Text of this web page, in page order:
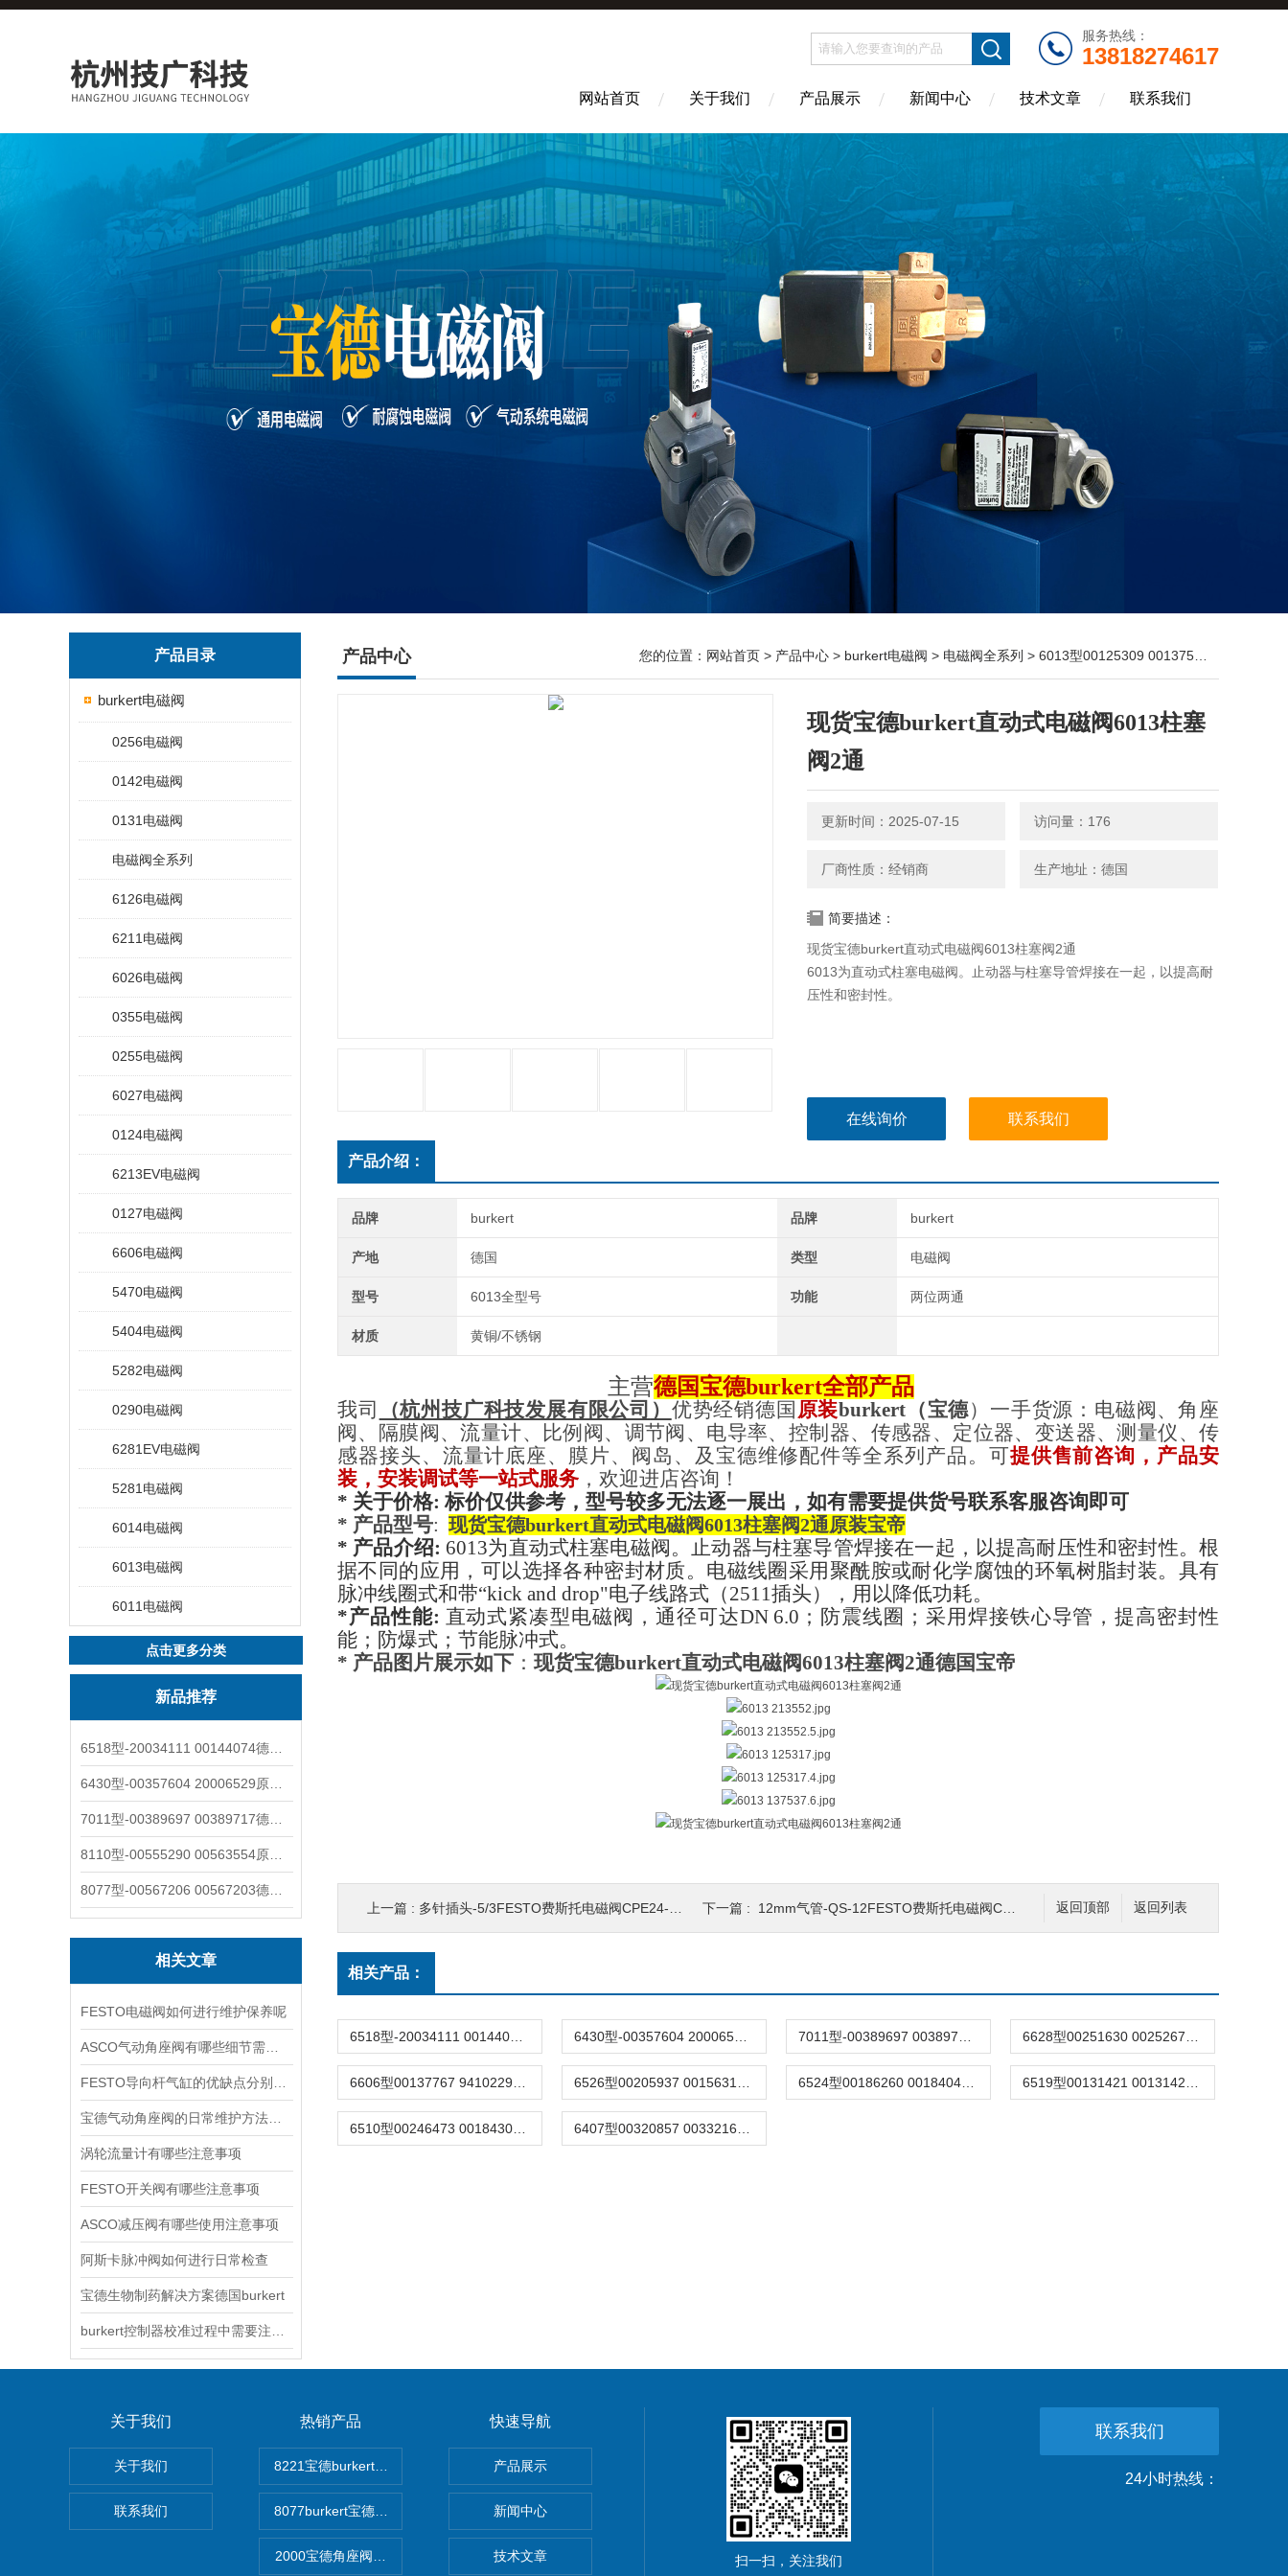
服务热线：
13818274617
网站首页 关于我们 产品展示 新闻中心 技术文章 联系我们
产品目录
burkert电磁阀
0256电磁阀
0142电磁阀
0131电磁阀
电磁阀全系列
6126电磁阀
6211电磁阀
6026电磁阀
0355电磁阀
0255电磁阀
6027电磁阀
0124电磁阀
6213EV电磁阀
0127电磁阀
6606电磁阀
5470电磁阀
5404电磁阀
5282电磁阀
0290电磁阀
6281EV电磁阀
5281电磁阀
6014电磁阀
6013电磁阀
6011电磁阀
点击更多分类
新品推荐
相关文章
FESTO电磁阀如何进行维护保养呢
涡轮流量计有哪些注意事项
FESTO开关阀有哪些注意事项
ASCO减压阀有哪些使用注意事项
阿斯卡脉冲阀如何进行日常检查
宝德生物制药解决方案德国burkert
产品中心 您的位置： 网站首页 > 产品中心 > burkert电磁阀 > 电磁阀全系列 > 6013型00125309 00137537现货宝德burkert直动式电磁阀6013柱塞阀2通
现货宝德burkert直动式电磁阀6013柱塞
阀2通
更新时间：2025-07-15 访问量：176
厂商性质：经销商 生产地址：德国
简要描述：
现货宝德burkert直动式电磁阀6013柱塞阀2通
6013为直动式柱塞电磁阀。止动器与柱塞导管焊接在一起，以提高耐
压性和密封性。
在线询价 联系我们
产品介绍：
品牌 burkert 品牌 burkert
产地 德国 类型 电磁阀
型号 6013全型号 功能 两位两通
材质 黄铜/不锈钢
主营德国宝德burkert全部产品
我司 （杭州技广科技发展有限公司 ） 优势经销德国 原装burkert （宝德）一手货源：电磁阀、角座
阀、隔膜阀、流量计、比例阀、调节阀、电导率、控制器、传感器、定位器、变送器、测量仪、传
感器接头、流量计底座、膜片、阀岛、及宝德维修配件等全系列产品。可提供售前咨询，产品安
装，安装调试等一站式服务 ，欢迎进店咨询！
* 关于价格: 标价仅供参考，型号较多无法逐一展出，如有需要提供货号联系客服咨询即可
* 产品型号: 现货宝德burkert直动式电磁阀6013柱塞阀2通原装宝帝
* 产品介绍: 6013为直动式柱塞电磁阀。止动器与柱塞导管焊接在一起，以提高耐压性和密封性。根
据不同的应用，可以选择各种密封材质。电磁线圈采用聚酰胺或耐化学腐蚀的环氧树脂封装。具有
脉冲线圈式和带“kick and drop"电子线路式（2511插头），用以降低功耗。
*产品性能: 直动式紧凑型电磁阀，通径可达DN 6.0；防震线圈；采用焊接铁心导管，提高密封性
能；防爆式；节能脉冲式。
* 产品图片展示如下 ： 现货宝德burkert直动式电磁阀6013柱塞阀2通德国宝帝
返回列表
返回顶部
上一篇 : 多针插头-5/3FESTO费斯托电磁阀CPE24-M1H-5/3G-QS-12 下一篇 : 12mm气管-QS-12FESTO费斯托电磁阀CPE24-M1H-5/3中封式原装
相关产品：
关于我们
关于我们
联系我们
热销产品
8221宝德burkert电导率探头卫生级电导传感器
8077burkert宝德椭圆齿轮脉冲流量计高黏度液体
2000宝德角座阀德国宝帝burkert气动阀
快速导航
产品展示
新闻中心
技术文章 扫一扫，关注我们
联系我们
24小时热线：